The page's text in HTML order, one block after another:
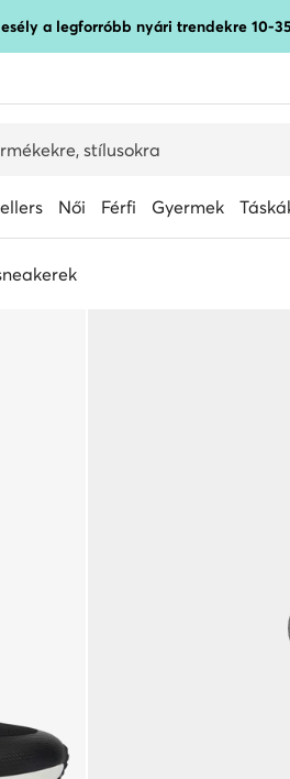
a legforróbb nyári trendekre 10-
Női Férfi Gyermek